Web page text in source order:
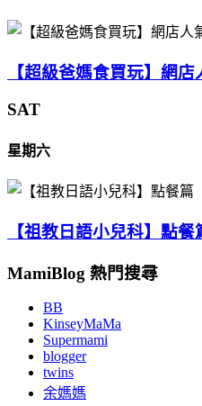
【超級爸媽食買玩】網
SAT
星期六
【祖教日語小兒科】點餐
MamiBlog 熱門搜尋
BB
KinseyMaMa
Supermami
blogger
twins
余媽媽